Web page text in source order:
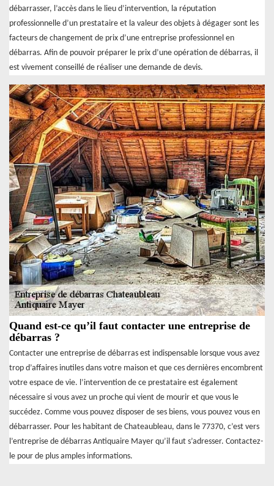
débarrasser, l’accès dans le lieu d’intervention, la réputation
professionnelle d’un prestataire et la valeur des objets à dégager sont les
facteurs de changement de prix d’une entreprise professionnel en
débarras. Afin de pouvoir préparer le prix d’une opération de débarras, il
est vivement conseillé de réaliser une demande de devis.
Quand est-ce qu’il faut contacter une entreprise de
débarras ?
Contacter une entreprise de débarras est indispensable lorsque vous avez
trop d’affaires inutiles dans votre maison et que ces dernières encombrent
votre espace de vie. l’intervention de ce prestataire est également
nécessaire si vous avez un proche qui vient de mourir et que vous le
succédez. Comme vous pouvez disposer de ses biens, vous pouvez vous en
débarrasser. Pour les habitant de Chateaubleau, dans le 77370, c’est vers
l’entreprise de débarras Antiquaire Mayer qu’il faut s’adresser. Contactez-
le pour de plus amples informations.